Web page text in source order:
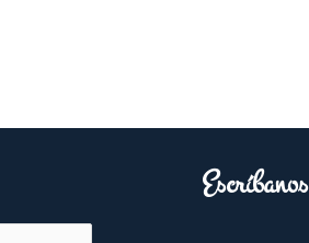
Escríbanos